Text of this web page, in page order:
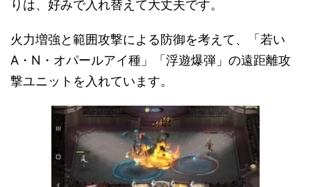
りは、好みで入れ替えて大丈夫です。
火力増強と範囲攻撃による防御を考えて、「若い
A・N・オパールアイ種」「浮遊爆弾」の遠距離攻
撃ユニットを入れています。